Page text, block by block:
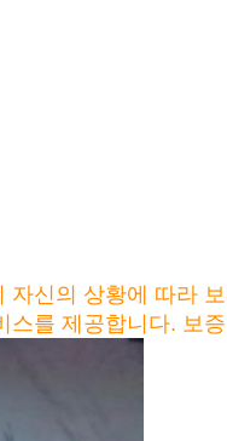
신의 상황에 따라
를 제공합니다. 보